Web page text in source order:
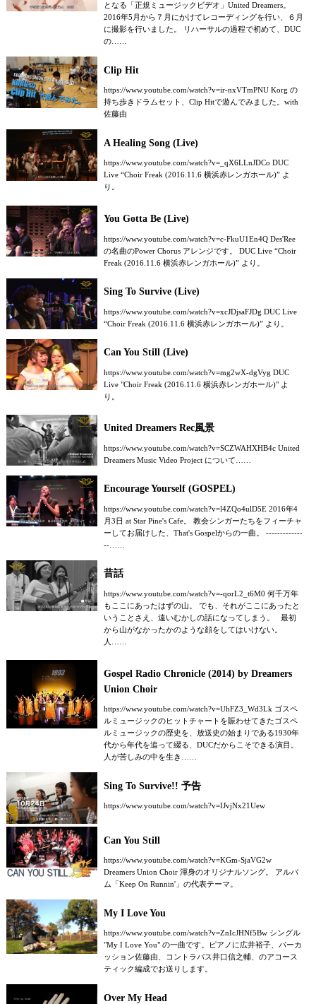
となる「正規ミュージックビデオ」United Dreamers。
2016年5月から７月にかけてレコーディングを行い、６月
に撮影を行いました。 リハーサルの過程で初めて、DUC
の……
Clip Hit
https://www.youtube.com/watch?v=ir-nxVTmPNU Korg の
持ち歩きドラムセット、Clip Hitで遊んでみました。with
佐藤由
A Healing Song (Live)
https://www.youtube.com/watch?v=_qX6LLnJDCo DUC
Live “Choir Freak (2016.11.6 横浜赤レンガホール)” よ
り。
You Gotta Be (Live)
https://www.youtube.com/watch?v=c-FkuU1En4Q Des'Ree
の名曲のPower Chorus アレンジです。 DUC Live “Choir
Freak (2016.11.6 横浜赤レンガホール)” より。
Sing To Survive (Live)
https://www.youtube.com/watch?v=xcJDjsaFJDg DUC Live
“Choir Freak (2016.11.6 横浜赤レンガホール)” より。
Can You Still (Live)
https://www.youtube.com/watch?v=mg2wX-dgVyg DUC
Live "Choir Freak (2016.11.6 横浜赤レンガホール)" よ
り。
United Dreamers Rec風景
https://www.youtube.com/watch?v=SCZWAHXHB4c United
Dreamers Music Video Project について……
Encourage Yourself (GOSPEL)
https://www.youtube.com/watch?v=l4ZQo4ulD5E 2016年4
月3日 at Star Pine's Cafe。 教会シンガーたちをフィーチャ
ーしてお届けした、That's Gospelからの一曲。 -------------
--……
昔話
https://www.youtube.com/watch?v=-qorL2_t6M0 何千万年
もここにあったはずの山。 でも、それがここにあったと
いうことさえ、遠いむかしの話になってしまう。 最初
から山がなかったかのような顔をしてはいけない。
人……
Gospel Radio Chronicle (2014) by Dreamers
Union Choir
https://www.youtube.com/watch?v=UhFZ3_Wd3Lk ゴスペ
ルミュージックのヒットチャートを賑わせてきたゴスペ
ルミュージックの歴史を、放送史の始まりである1930年
代から年代を追って綴る、DUCだからこそできる演目。
人が苦しみの中を生き……
Sing To Survive!! 予告
https://www.youtube.com/watch?v=IJvjNx21Uew
Can You Still
https://www.youtube.com/watch?v=KGm-SjaVG2w
Dreamers Union Choir 渾身のオリジナルソング。 アルバ
ム「Keep On Runnin'」の代表テーマ。
My I Love You
https://www.youtube.com/watch?v=ZnIcJHNf5Bw シングル
"My I Love You" の一曲です。ピアノに広井裕子、パーカ
ッション佐藤由、コントラバス井口信之輔、のアコース
ティック編成でお送りします。
Over My Head